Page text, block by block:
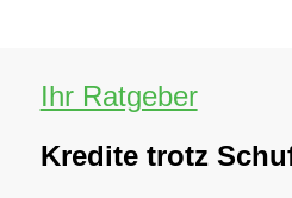
Ihr Ratgeber
Kredite trotz